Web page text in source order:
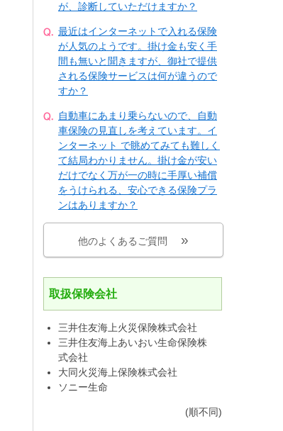
が、診断していただけますか？
最近はインターネットで入れる保険
が人気のようです。掛け金も安く手
間も無いと聞きますが、御社で提供
される保険サービスは何が違うので
すか？
自動車にあまり乗らないので、自動
車保険の見直しを考えています。イ
ンターネット で眺めてみても難しく
て結局わかりません。掛け金が安い
だけでなく万が一の時に手厚い補償
をうけられる、安心できる保険プラ
ンはありますか？
他のよくあるご質問
取扱保険会社
三井住友海上火災保険株式会社
三井住友海上あいおい生命保険株
式会社
大同火災海上保険株式会社
ソニー生命
(順不同)